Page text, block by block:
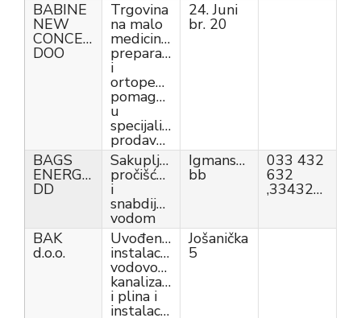
BABINE
NEW
CONCEPT
DOO
Trgovina
na malo
medicinskim
preparatima
i
ortopedskim
pomagalima
u
specijaliziranim
prodavnicama
24. Juni
br. 20
BAGS
ENERGOTEHNIKA
DD
Sakupljanje,
pročišćavanje
i
snabdijevanje
vodom
Igmanska
bb
033 432
632
,33432632,
BAK
d.o.o.
Uvođenje
instalacija
vodovoda,
kanalizacije
i plina i
instalacija
Jošanička
5